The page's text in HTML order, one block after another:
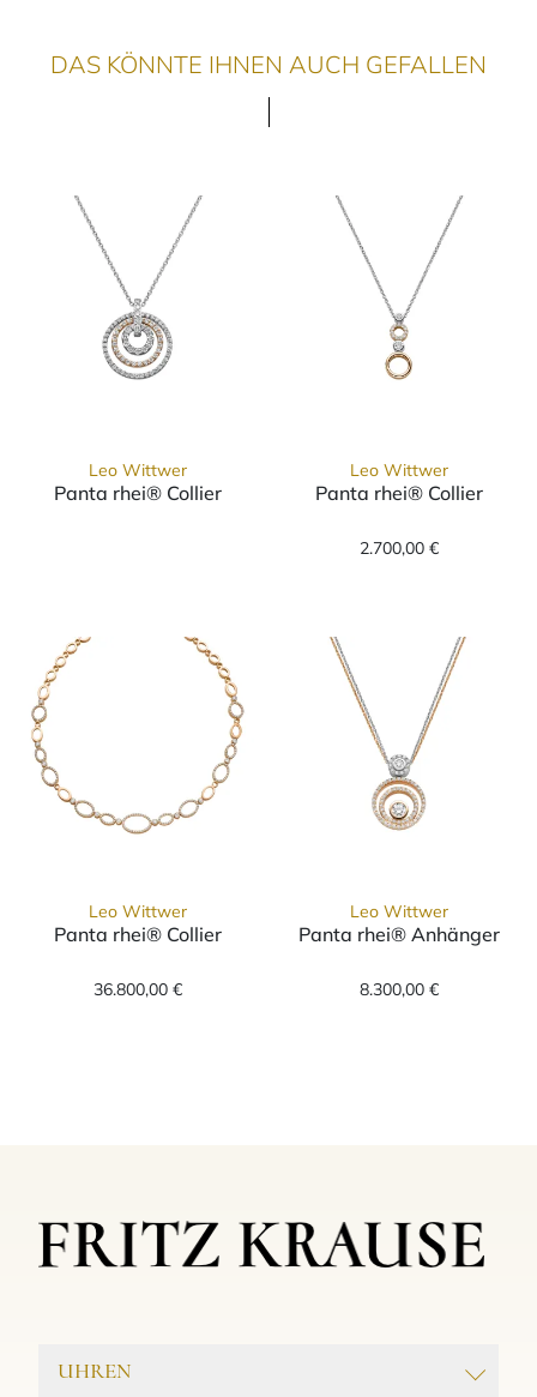
DAS KÖNNTE IHNEN AUCH GEFALLEN
Leo Wittwer
Panta rhei® Collier
Leo Wittwer
Panta rhei® Collier
2.700,00 €
Leo Wittwer
Panta rhei® Collier
36.800,00 €
Leo Wittwer
Panta rhei® Anhänger
8.300,00 €
UHREN